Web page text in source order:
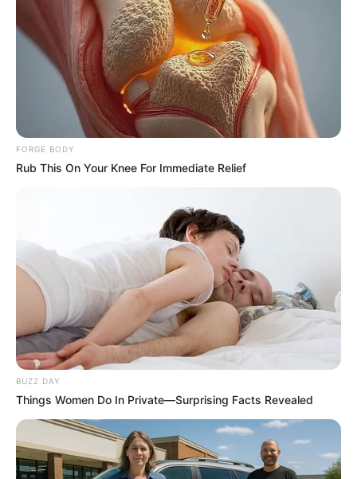
Top 8 People Living Strange But Happy Lifestyles
6 Best 90’s Action Movies From Your Childhood
BRAINBERRIES
FORGE BODY
Rub This On Your Knee For Immediate Relief
BUZZ DAY
Things Women Do In Private—Surprising Facts Revealed